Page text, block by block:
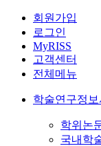
회원가입
로그인
MyRISS
고객센터
전체메뉴
학술연구정
학위논
국내학